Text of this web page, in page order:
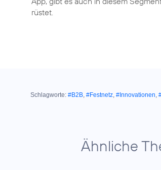
rüstet.
Schlagworte: #B2B, #Festnetz, #Innovationen,
Ähnliche